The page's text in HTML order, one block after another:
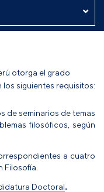
otorga el grado
los siguientes requisitos:
de seminarios de temas
filosóficos, según
a cuatro
Filosofía.
Doctoral.